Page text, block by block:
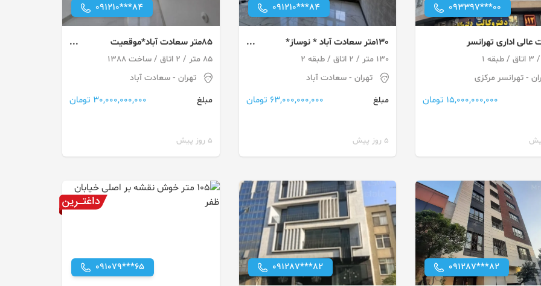
093397***00
عالی اداری تهرانسر
- تهرانسر مرکزی
15,000,000,000 تومان
091210***84
130متر سعادت آباد * نوساز*
تابلوخور*مطب و دفترکار
130 متر / 2 اتاق / طبقه 2
تهران- سعادت آباد
مبلغ
63,000,000,000 تومان
5 روز پیش
091210***84
85متر سعادت آباد*موقعیت
اداری*براصلی*مطب،دفاترکار
85 متر / 2 اتاق / ساخت 1388
تهران - سعادت آباد
مبلغ
30,000,000,000 تومان
5 روز پیش
091287***82
091287***82
091079***65